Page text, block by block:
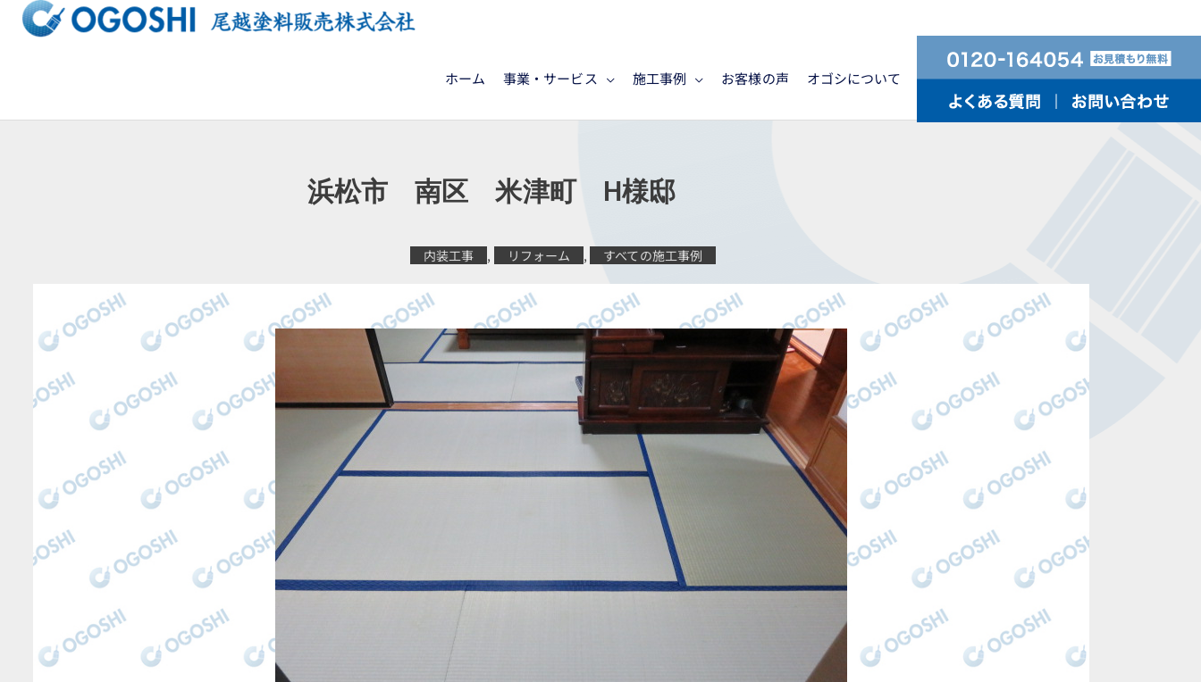
ッ
ホーム 事業・サービス 施工事例 お客様の声 オゴシについて
浜松市 南区 米津町 H様邸
内装工事 , リフォーム , すべての施工事例